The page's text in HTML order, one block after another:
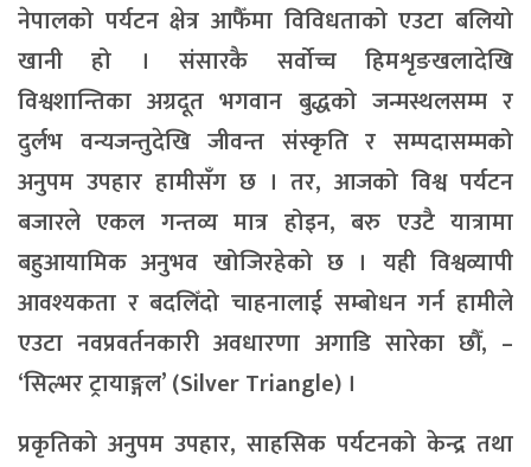
नेपालको पर्यटन क्षेत्र आफैँमा विविधताको एउटा बलियो
खानी हो । संसारकै सर्वोच्च हिमशृङखलादेखि
विश्वशान्तिका अग्रदूत भगवान बुद्धको जन्मस्थलसम्म र
दुर्लभ वन्यजन्तुदेखि जीवन्त संस्कृति र सम्पदासम्मको
अनुपम उपहार हामीसँग छ । तर, आजको विश्व पर्यटन
बजारले एकल गन्तव्य मात्र होइन, बरु एउटै यात्रामा
बहुआयामिक अनुभव खोजिरहेको छ । यही विश्वव्यापी
आवश्यकता र बदलिँदो चाहनालाई सम्बोधन गर्न हामीले
एउटा नवप्रवर्तनकारी अवधारणा अगाडि सारेका छौँ, –
‘सिल्भर ट्रायाङ्गल’ (Silver Triangle) ।
प्रकृतिको अनुपम उपहार, साहसिक पर्यटनको केन्द्र तथा